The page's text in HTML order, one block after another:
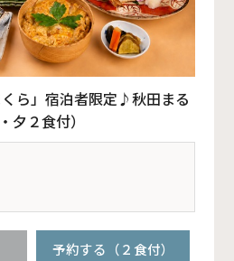
くら」宿泊者限定♪秋田まる
夕２食付）
予約する（２食付）